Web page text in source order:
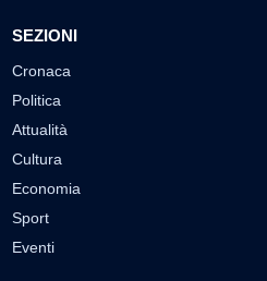
SEZIONI
Cronaca
Politica
Attualità
Cultura
Economia
Sport
Eventi